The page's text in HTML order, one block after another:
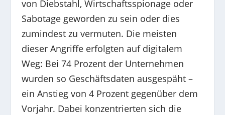
von Diebstahl, Wirtschaftsspionage oder
Sabotage geworden zu sein oder dies
zumindest zu vermuten. Die meisten
dieser Angriffe erfolgten auf digitalem
Weg: Bei 74 Prozent der Unternehmen
wurden so Geschäftsdaten ausgespäht –
ein Anstieg von 4 Prozent gegenüber dem
Vorjahr. Dabei konzentrierten sich die